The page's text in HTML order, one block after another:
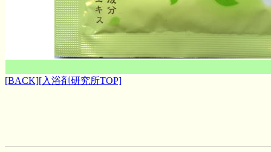
[BACK][入浴剤研究所TOP]